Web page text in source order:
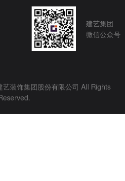
建艺集团
微信公众号
装饰集团股份有限公司 All Rights